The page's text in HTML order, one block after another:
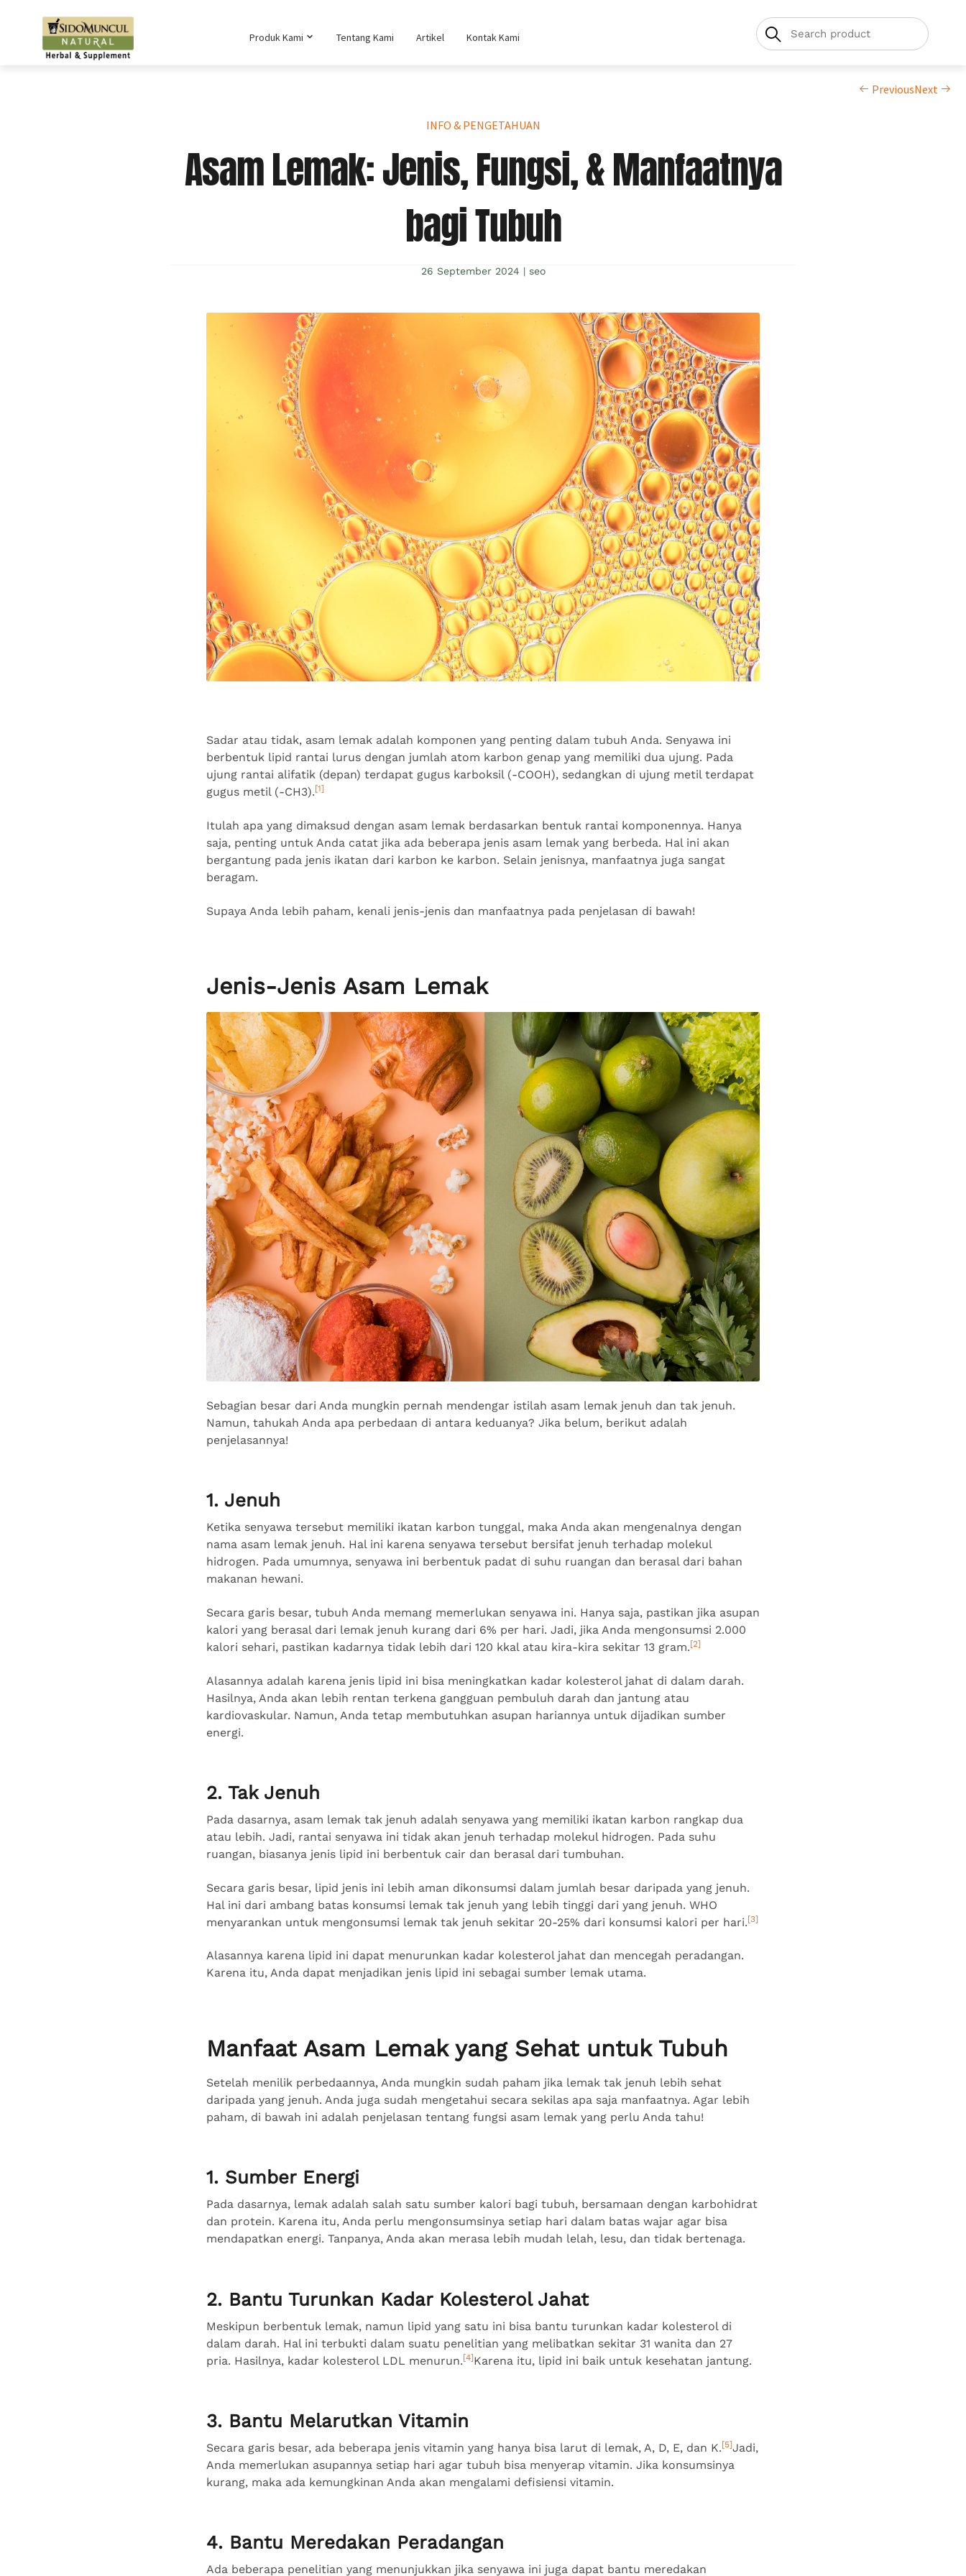
Produk Kami Tentang Kami Artikel Kontak Kami
PreviousNext
INFO & PENGETAHUAN
Asam Lemak: Jenis, Fungsi, & Manfaatnya
bagi Tubuh
26 September 2024 | seo
Sadar atau tidak, asam lemak adalah komponen yang penting dalam tubuh Anda. Senyawa ini
berbentuk lipid rantai lurus dengan jumlah atom karbon genap yang memiliki dua ujung. Pada
ujung rantai alifatik (depan) terdapat gugus karboksil (-COOH), sedangkan di ujung metil terdapat
gugus metil (-CH3).[1]
Itulah apa yang dimaksud dengan asam lemak berdasarkan bentuk rantai komponennya. Hanya
saja, penting untuk Anda catat jika ada beberapa jenis asam lemak yang berbeda. Hal ini akan
bergantung pada jenis ikatan dari karbon ke karbon. Selain jenisnya, manfaatnya juga sangat
beragam.
Supaya Anda lebih paham, kenali jenis-jenis dan manfaatnya pada penjelasan di bawah!
Jenis-Jenis Asam Lemak
Sebagian besar dari Anda mungkin pernah mendengar istilah asam lemak jenuh dan tak jenuh.
Namun, tahukah Anda apa perbedaan di antara keduanya? Jika belum, berikut adalah
penjelasannya!
1. Jenuh
Ketika senyawa tersebut memiliki ikatan karbon tunggal, maka Anda akan mengenalnya dengan
nama asam lemak jenuh. Hal ini karena senyawa tersebut bersifat jenuh terhadap molekul
hidrogen. Pada umumnya, senyawa ini berbentuk padat di suhu ruangan dan berasal dari bahan
makanan hewani.
Secara garis besar, tubuh Anda memang memerlukan senyawa ini. Hanya saja, pastikan jika asupan
kalori yang berasal dari lemak jenuh kurang dari 6% per hari. Jadi, jika Anda mengonsumsi 2.000
kalori sehari, pastikan kadarnya tidak lebih dari 120 kkal atau kira-kira sekitar 13 gram.[2]
Alasannya adalah karena jenis lipid ini bisa meningkatkan kadar kolesterol jahat di dalam darah.
Hasilnya, Anda akan lebih rentan terkena gangguan pembuluh darah dan jantung atau
kardiovaskular. Namun, Anda tetap membutuhkan asupan hariannya untuk dijadikan sumber
energi.
2. Tak Jenuh
Pada dasarnya, asam lemak tak jenuh adalah senyawa yang memiliki ikatan karbon rangkap dua
atau lebih. Jadi, rantai senyawa ini tidak akan jenuh terhadap molekul hidrogen. Pada suhu
ruangan, biasanya jenis lipid ini berbentuk cair dan berasal dari tumbuhan.
Secara garis besar, lipid jenis ini lebih aman dikonsumsi dalam jumlah besar daripada yang jenuh.
Hal ini dari ambang batas konsumsi lemak tak jenuh yang lebih tinggi dari yang jenuh. WHO
menyarankan untuk mengonsumsi lemak tak jenuh sekitar 20-25% dari konsumsi kalori per hari.[3]
Alasannya karena lipid ini dapat menurunkan kadar kolesterol jahat dan mencegah peradangan.
Karena itu, Anda dapat menjadikan jenis lipid ini sebagai sumber lemak utama.
Manfaat Asam Lemak yang Sehat untuk Tubuh
Setelah menilik perbedaannya, Anda mungkin sudah paham jika lemak tak jenuh lebih sehat
daripada yang jenuh. Anda juga sudah mengetahui secara sekilas apa saja manfaatnya. Agar lebih
paham, di bawah ini adalah penjelasan tentang fungsi asam lemak yang perlu Anda tahu!
1. Sumber Energi
Pada dasarnya, lemak adalah salah satu sumber kalori bagi tubuh, bersamaan dengan karbohidrat
dan protein. Karena itu, Anda perlu mengonsumsinya setiap hari dalam batas wajar agar bisa
mendapatkan energi. Tanpanya, Anda akan merasa lebih mudah lelah, lesu, dan tidak bertenaga.
2. Bantu Turunkan Kadar Kolesterol Jahat
Meskipun berbentuk lemak, namun lipid yang satu ini bisa bantu turunkan kadar kolesterol di
dalam darah. Hal ini terbukti dalam suatu penelitian yang melibatkan sekitar 31 wanita dan 27
pria. Hasilnya, kadar kolesterol LDL menurun.[4]Karena itu, lipid ini baik untuk kesehatan jantung.
3. Bantu Melarutkan Vitamin
Secara garis besar, ada beberapa jenis vitamin yang hanya bisa larut di lemak, A, D, E, dan K.[5]Jadi,
Anda memerlukan asupannya setiap hari agar tubuh bisa menyerap vitamin. Jika konsumsinya
kurang, maka ada kemungkinan Anda akan mengalami defisiensi vitamin.
4. Bantu Meredakan Peradangan
Ada beberapa penelitian yang menunjukkan jika senyawa ini juga dapat bantu meredakan